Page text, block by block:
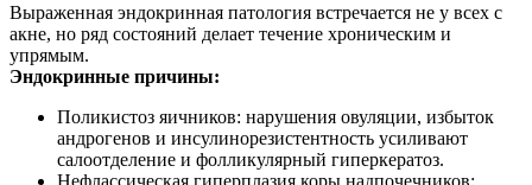
Выраженная эндокринная патология встречается не у всех с
акне, но ряд состояний делает течение хроническим и
упрямым.
Эндокринные причины:
Поликистоз яичников: нарушения овуляции, избыток
андрогенов и инсулинорезистентность усиливают
салоотделение и фолликулярный гиперкератоз.
Нефлассическая гиперплазия коры надпочечников: